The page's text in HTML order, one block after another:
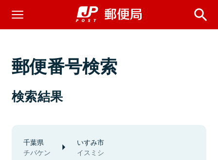
郵便番号検索
検索結果
千葉県
チバケン
いすみ市
イスミシ